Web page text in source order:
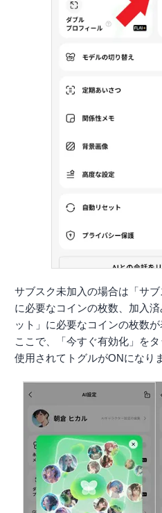
サブスク未加入の場合は「サブ
に必要なコインの枚数、加入
ット」に必要なコインの枚数が
ここで、「今すぐ有効化」を
使用されてトグルがONになり